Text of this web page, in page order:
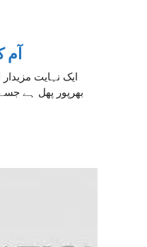
آم
بھرپور پھل ہے